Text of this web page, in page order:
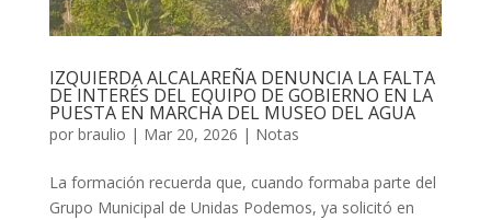
IZQUIERDA ALCALAREÑA DENUNCIA LA FALTA
DE INTERÉS DEL EQUIPO DE GOBIERNO EN LA
PUESTA EN MARCHA DEL MUSEO DEL AGUA
por braulio | Mar 20, 2026 | Notas
La formación recuerda que, cuando formaba parte del
Grupo Municipal de Unidas Podemos, ya solicitó en